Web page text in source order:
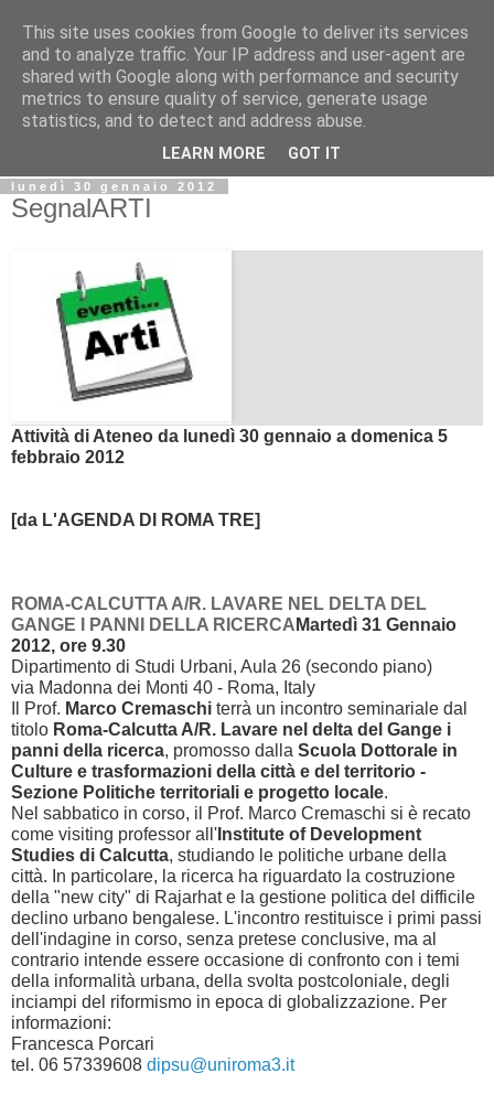
Biblio@rti in
Il Blog della Biblioteca di Area delle arti per condividere
informazioni iniziative incontri
lunedì 30 gennaio 2012
SegnalARTI
Attività di Ateneo da lunedì 30 gennaio a domenica 5
febbraio 2012
[da L'AGENDA DI ROMA TRE]
ROMA-CALCUTTA A/R. LAVARE NEL DELTA DEL
GANGE I PANNI DELLA RICERCA Martedì 31 Gennaio
2012, ore 9.30
Dipartimento di Studi Urbani, Aula 26 (secondo piano)
via Madonna dei Monti 40 - Roma, Italy
Il Prof. Marco Cremaschi terrà un incontro seminariale dal
titolo Roma-Calcutta A/R. Lavare nel delta del Gange i
panni della ricerca, promosso dalla Scuola Dottorale in
Culture e trasformazioni della città e del territorio -
Sezione Politiche territoriali e progetto locale.
Nel sabbatico in corso, il Prof. Marco Cremaschi si è recato
come visiting professor all' Institute of Development
Studies di Calcutta, studiando le politiche urbane della
città. In particolare, la ricerca ha riguardato la costruzione
della "new city" di Rajarhat e la gestione politica del difficile
declino urbano bengalese. L'incontro restituisce i primi passi
dell'indagine in corso, senza pretese conclusive, ma al
contrario intende essere occasione di confronto con i temi
della informalità urbana, della svolta postcoloniale, degli
inciampi del riformismo in epoca di globalizzazione. Per
informazioni:
Francesca Porcari
tel. 06 57339608 dipsu@uniroma3.it
This site uses cookies from Google to deliver its services
and to analyze traffic. Your IP address and user-agent are
shared with Google along with performance and security
metrics to ensure quality of service, generate usage
statistics, and to detect and address abuse.
LEARN MORE GOT IT